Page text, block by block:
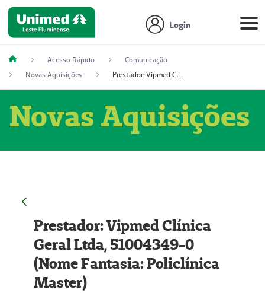
Login
Acesso Rápido
Comunicação
Novas Aquisições
Prestador: Vipmed Clínica Geral Ltda, 51004349-0 (Nome Fantasia: Policlínica Master)
Novas Aquisições
Prestador: Vipmed Clínica
Geral Ltda, 51004349-0
(Nome Fantasia: Policlínica
Master)